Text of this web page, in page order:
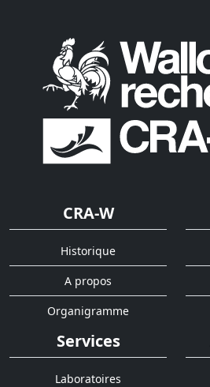
CRA-W
Historique
A propos
Organigramme
Services
Laboratoires